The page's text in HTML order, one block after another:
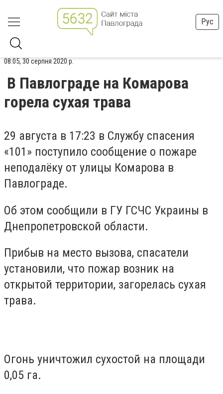
Рус
08:05, 30 серпня 2020 р.
В Павлограде на Комарова
горела сухая трава
29 августа в 17:23 в Службу спасения
«101» поступило сообщение о пожаре
неподалёку от улицы Комарова в
Павлограде.
Об этом сообщили в ГУ ГСЧС Украины в
Днепропетровской области.
Прибыв на место вызова, спасатели
установили, что пожар возник на
открытой территории, загорелась сухая
трава.
Огонь уничтожил сухостой на площади
0,05 га.